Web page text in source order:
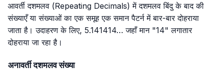
आवर्ती दशमलव (Repeating Decimals) में दशमलव बिंदु के बाद की
संख्याएँ या संख्याओं का एक समूह एक समान पैटर्न में बार-बार दोहराया
जाता है। उदाहरण के लिए, 5.141414… जहाँ मान "14" लगातार
दोहराया जा रहा है।
अनावर्ती दशमलव संख्या